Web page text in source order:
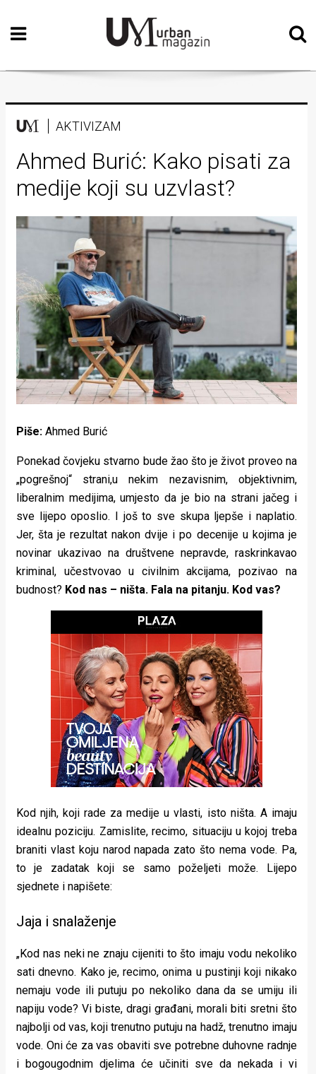
Početna
Vizualne
Teatar
Književnost
Muzika
Kolumne
Kultura
Lifestyle
Beauty
Fashion
stolom
Život
pokretu
Ideje
Aktuelnosti
About
Urban
Magazin
AKTIVIZAM
Ahmed Burić: Kako pisati za
medije koji su uzvlast?
Piše: Ahmed Burić
Ponekad čovjeku stvarno bude žao što je život proveo na
„pogrešnoj“ strani,u nekim nezavisnim, objektivnim,
liberalnim medijima, umjesto da je bio na strani jačeg i
sve lijepo oposlio. I još to sve skupa ljepše i naplatio.
Jer, šta je rezultat nakon dvije i po decenije u kojima je
novinar ukazivao na društvene nepravde, raskrinkavao
kriminal, učestvovao u civilnim akcijama, pozivao na
budnost? Kod nas – ništa. Fala na pitanju. Kod vas?
Kod njih, koji rade za medije u vlasti, isto ništa. A imaju
idealnu poziciju. Zamislite, recimo, situaciju u kojoj treba
braniti vlast koju narod napada zato što nema vode. Pa,
to je zadatak koji se samo poželjeti može. Lijepo
sjednete i napišete:
Jaja i snalaženje
„Kod nas neki ne znaju cijeniti to što imaju vodu nekoliko
sati dnevno. Kako je, recimo, onima u pustinji koji nikako
nemaju vode ili putuju po nekoliko dana da se umiju ili
napiju vode? Vi biste, dragi građani, morali biti sretni što
najbolji od vas, koji trenutno putuju na hadž, trenutno imaju
vode. Oni će za vas obaviti sve potrebne duhovne radnje
i bogougodnim djelima će učiniti sve da nekada i vi